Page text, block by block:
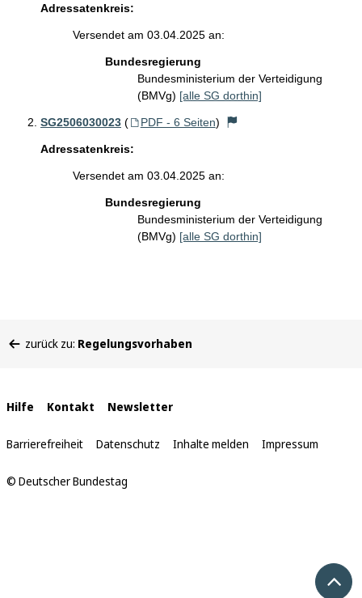
Adressatenkreis:
Versendet am 03.04.2025 an:
Bundesregierung
Bundesministerium der Verteidigung
(BMVg) [alle SG dorthin]
SG2506030023 ( PDF - 6 Seiten)
Adressatenkreis:
Versendet am 03.04.2025 an:
Bundesregierung
Bundesministerium der Verteidigung
(BMVg) [alle SG dorthin]
befinden
zurück zu: Regelungsvorhaben
Interne
Links
Hilfe Kontakt Newsletter
Barrierefreiheit Datenschutz Inhalte melden Impressum
© Deutscher Bundestag